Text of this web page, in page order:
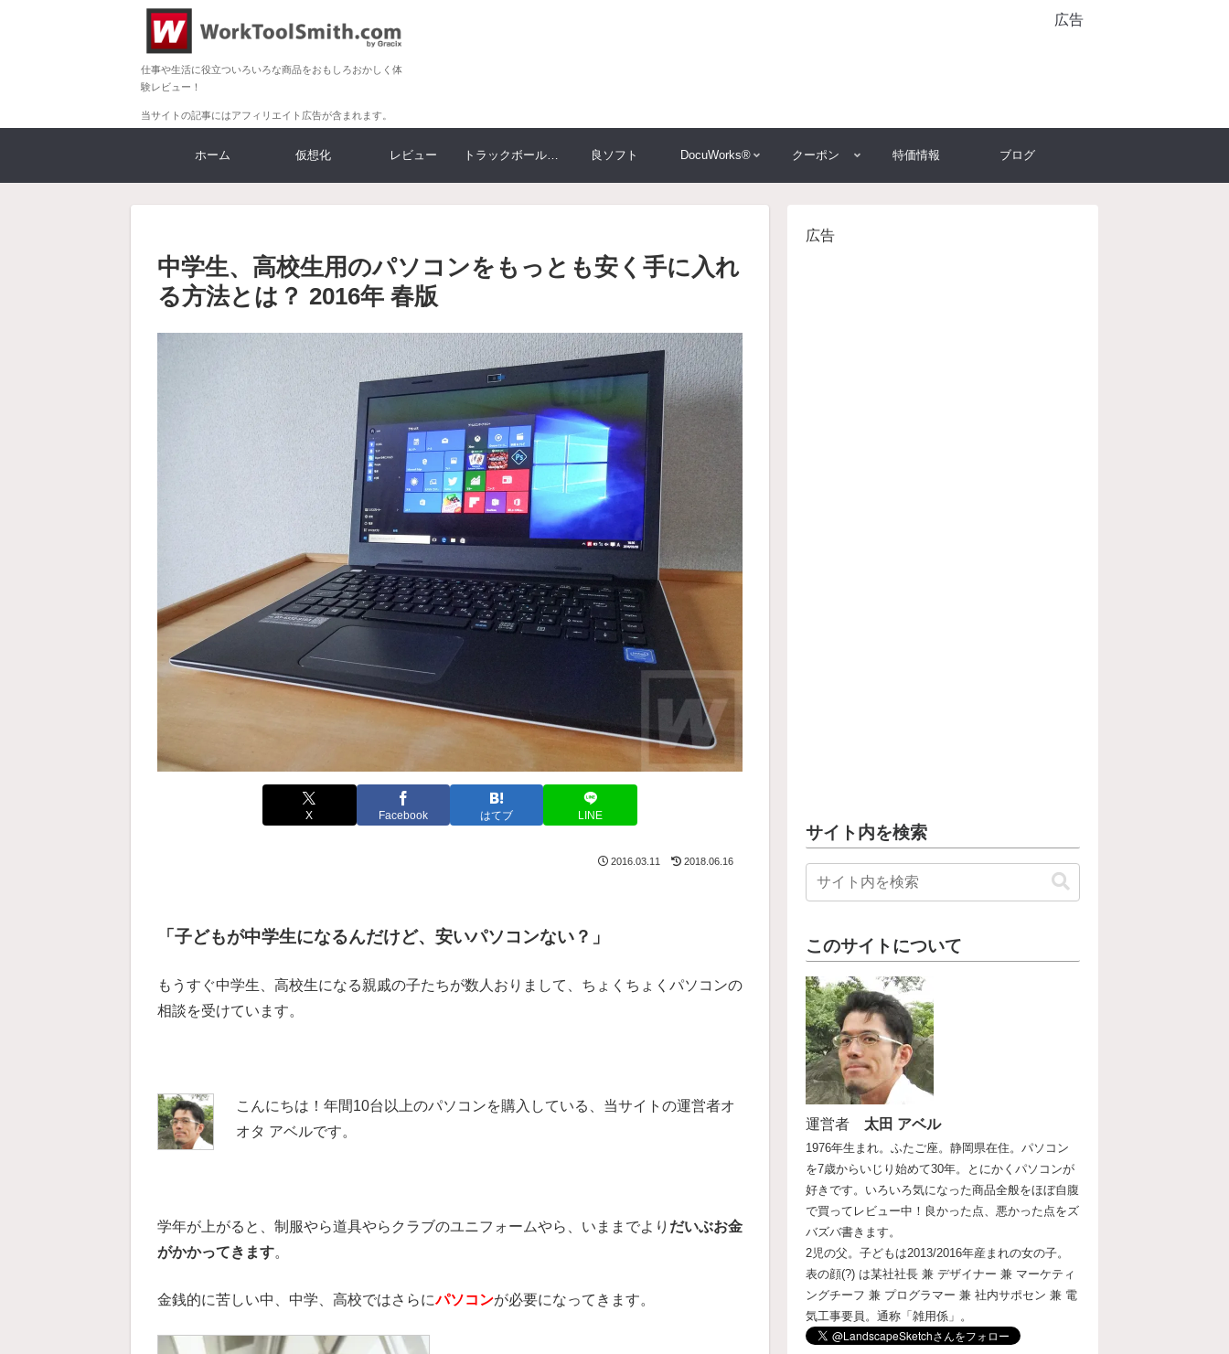
仕事や生活に役立ついろいろな商品をおもしろおかしく体
験レビュー！
当サイトの記事にはアフィリエイト広告が含まれます。
広告
ホーム 仮想化 レビュー トラックボール大比較 良ソフト DocuWorks® クーポン 特価情報 ブログ
中学生、高校生用のパソコンをもっとも安く手に入れ
る方法とは？ 2016年 春版
X Facebook はてブ LINE
2016.03.11 2018.06.16
「子どもが中学生になるんだけど、安いパソコンない？」
もうすぐ中学生、高校生になる親戚の子たちが数人おりまして、ちょくちょくパソコンの
相談を受けています。
こんにちは！年間10台以上のパソコンを購入している、当サイトの運営者オ
オタ アベルです。
学年が上がると、制服やら道具やらクラブのユニフォームやら、いままでより だいぶお金
がかかってきます。
金銭的に苦しい中、中学、高校ではさらにパソコンが必要になってきます。
広告
サイト内を検索
このサイトについて
運営者 太田 アベル
1976年生まれ。ふたご座。静岡県在住。パソコン
を7歳からいじり始めて30年。とにかくパソコンが
好きです。いろいろ気になった商品全般をほぼ自腹
で買ってレビュー中！良かった点、悪かった点をズ
バズバ書きます。
2児の父。子どもは2013/2016年産まれの女の子。
表の顔(?) は某社社長 兼 デザイナー 兼 マーケティ
ングチーフ 兼 プログラマー 兼 社内サポセン 兼 電
気工事要員。通称「雑用係」。